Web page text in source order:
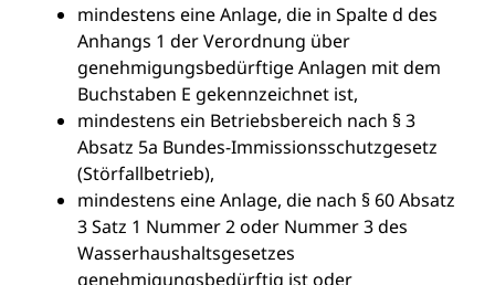
mindestens eine Anlage, die in Spalte d des
Anhangs 1 der Verordnung über
genehmigungsbedürftige Anlagen mit dem
Buchstaben E gekennzeichnet ist,
mindestens ein Betriebsbereich nach § 3
Absatz 5a Bundes-Immissionsschutzgesetz
(Störfallbetrieb),
mindestens eine Anlage, die nach § 60 Absatz
3 Satz 1 Nummer 2 oder Nummer 3 des
Wasserhaushaltsgesetzes
genehmigungsbedürftig ist oder